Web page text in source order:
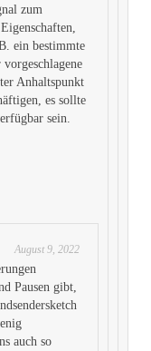
zum
ein bestimmte
Anhaltspunkt
es sollte
sein.
August 9, 2022
Pausen gibt,
auch so